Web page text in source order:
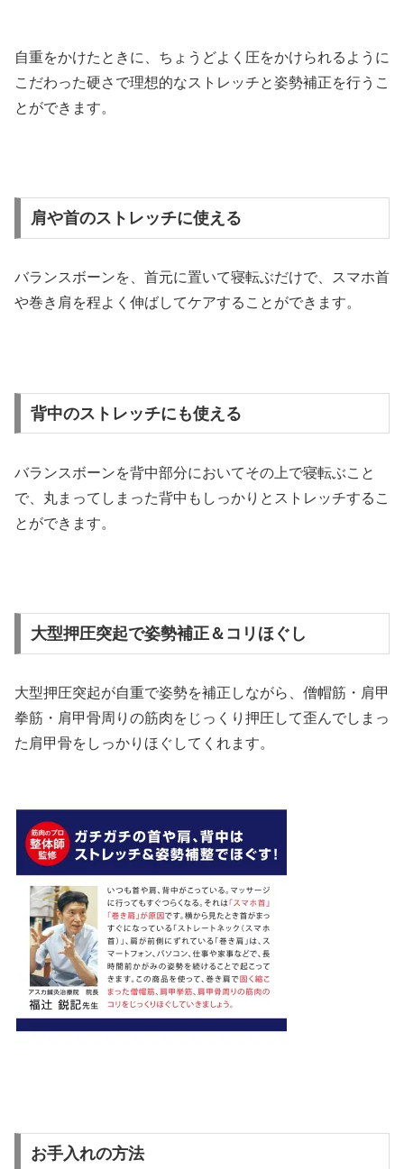
自重をかけたときに、ちょうどよく圧をかけられるように
こだわった硬さで理想的なストレッチと姿勢補正を行うこ
とができます。
肩や首のストレッチに使える
バランスボーンを、首元に置いて寝転ぶだけで、スマホ首
や巻き肩を程よく伸ばしてケアすることができます。
背中のストレッチにも使える
バランスボーンを背中部分においてその上で寝転ぶこと
で、丸まってしまった背中もしっかりとストレッチするこ
とができます。
大型押圧突起で姿勢補正＆コリほぐし
大型押圧突起が自重で姿勢を補正しながら、僧帽筋・肩甲
拳筋・肩甲骨周りの筋肉をじっくり押圧して歪んでしまっ
た肩甲骨をしっかりほぐしてくれます。
お手入れの方法